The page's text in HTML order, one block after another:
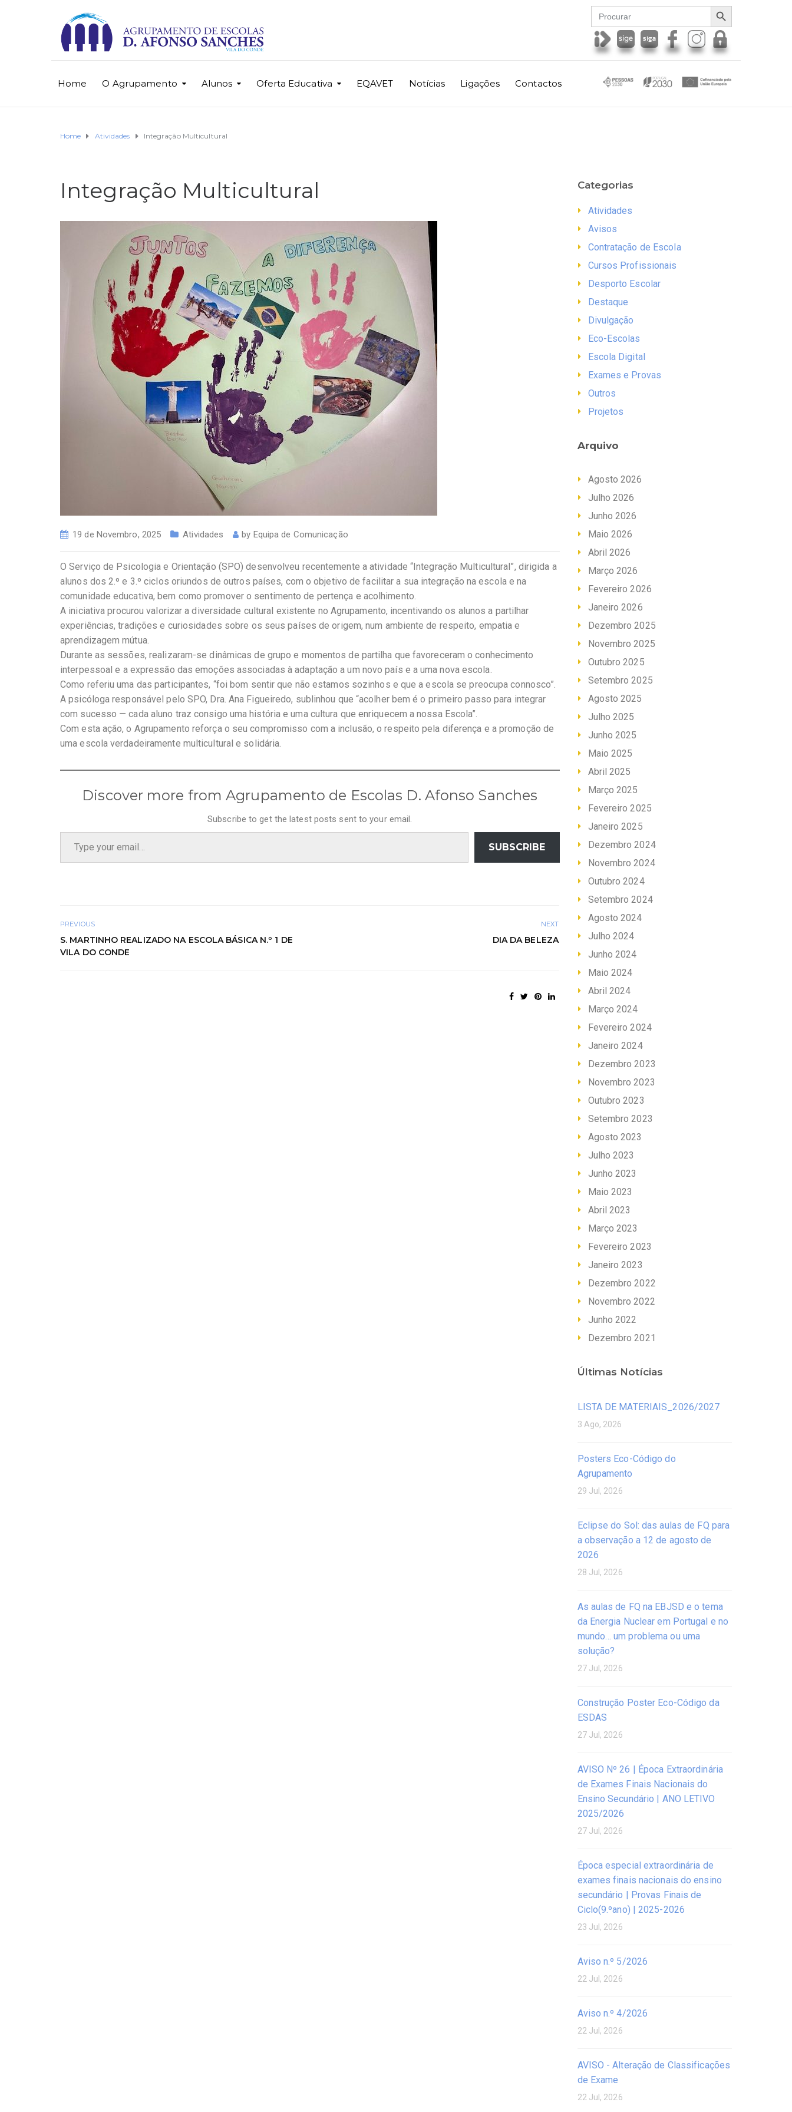
Search
for:
SEARCH BUTTON
Home O Agrupamento Alunos Oferta Educativa EQAVET Notícias Ligações Contactos
Home Atividades Integração Multicultural
Integração Multicultural
19 de Novembro, 2025 Atividades by Equipa de Comunicação
O Serviço de Psicologia e Orientação (SPO) desenvolveu recentemente a atividade “Integração Multicultural”, dirigida a
alunos dos 2.º e 3.º ciclos oriundos de outros países, com o objetivo de facilitar a sua integração na escola e na
comunidade educativa, bem como promover o sentimento de pertença e acolhimento.
A iniciativa procurou valorizar a diversidade cultural existente no Agrupamento, incentivando os alunos a partilhar
experiências, tradições e curiosidades sobre os seus países de origem, num ambiente de respeito, empatia e
aprendizagem mútua.
Durante as sessões, realizaram-se dinâmicas de grupo e momentos de partilha que favoreceram o conhecimento
interpessoal e a expressão das emoções associadas à adaptação a um novo país e a uma nova escola.
Como referiu uma das participantes, “foi bom sentir que não estamos sozinhos e que a escola se preocupa connosco”.
A psicóloga responsável pelo SPO, Dra. Ana Figueiredo, sublinhou que “acolher bem é o primeiro passo para integrar
com sucesso — cada aluno traz consigo uma história e uma cultura que enriquecem a nossa Escola”.
Com esta ação, o Agrupamento reforça o seu compromisso com a inclusão, o respeito pela diferença e a promoção de
uma escola verdadeiramente multicultural e solidária.
Discover more from Agrupamento de Escolas D. Afonso Sanches
Subscribe to get the latest posts sent to your email.
Type your email…
SUBSCRIBE
PREVIOUS
S. MARTINHO REALIZADO NA ESCOLA BÁSICA N.º 1 DE
VILA DO CONDE
NEXT
DIA DA BELEZA
Categorias
Atividades
Avisos
Contratação de Escola
Cursos Profissionais
Desporto Escolar
Destaque
Divulgação
Eco-Escolas
Escola Digital
Exames e Provas
Outros
Projetos
Arquivo
Agosto 2026
Julho 2026
Junho 2026
Maio 2026
Abril 2026
Março 2026
Fevereiro 2026
Janeiro 2026
Dezembro 2025
Novembro 2025
Outubro 2025
Setembro 2025
Agosto 2025
Julho 2025
Junho 2025
Maio 2025
Abril 2025
Março 2025
Fevereiro 2025
Janeiro 2025
Dezembro 2024
Novembro 2024
Outubro 2024
Setembro 2024
Agosto 2024
Julho 2024
Junho 2024
Maio 2024
Abril 2024
Março 2024
Fevereiro 2024
Janeiro 2024
Dezembro 2023
Novembro 2023
Outubro 2023
Setembro 2023
Agosto 2023
Julho 2023
Junho 2023
Maio 2023
Abril 2023
Março 2023
Fevereiro 2023
Janeiro 2023
Dezembro 2022
Novembro 2022
Junho 2022
Dezembro 2021
Últimas Notícias
LISTA DE MATERIAIS_2026/2027
3 Ago, 2026
Posters Eco-Código do
Agrupamento
29 Jul, 2026
Eclipse do Sol: das aulas de FQ para
a observação a 12 de agosto de
2026
28 Jul, 2026
As aulas de FQ na EBJSD e o tema
da Energia Nuclear em Portugal e no
mundo… um problema ou uma
solução?
27 Jul, 2026
Construção Poster Eco-Código da
ESDAS
27 Jul, 2026
AVISO Nº 26 | Época Extraordinária
de Exames Finais Nacionais do
Ensino Secundário | ANO LETIVO
2025/2026
27 Jul, 2026
Época especial extraordinária de
exames finais nacionais do ensino
secundário | Provas Finais de
Ciclo(9.ºano) | 2025-2026
23 Jul, 2026
Aviso n.º 5/2026
22 Jul, 2026
Aviso n.º 4/2026
22 Jul, 2026
AVISO - Alteração de Classificações
de Exame
22 Jul, 2026